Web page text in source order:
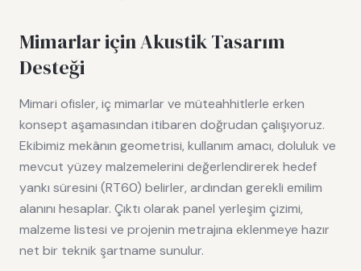
Mimarlar için Akustik Tasarım
Desteği
Mimari ofisler, iç mimarlar ve müteahhitlerle erken
konsept aşamasından itibaren doğrudan çalışıyoruz.
Ekibimiz mekânın geometrisi, kullanım amacı, doluluk ve
mevcut yüzey malzemelerini değerlendirerek hedef
yankı süresini (RT60) belirler, ardından gerekli emilim
alanını hesaplar. Çıktı olarak panel yerleşim çizimi,
malzeme listesi ve projenin metrajına eklenmeye hazır
net bir teknik şartname sunulur.